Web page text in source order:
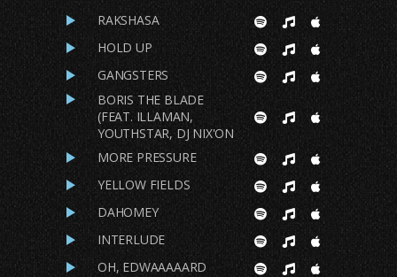
RAKSHASA
HOLD UP
GANGSTERS
BORIS THE BLADE
(FEAT. ILLAMAN,
YOUTHSTAR, DJ NIX'ON
MORE PRESSURE
YELLOW FIELDS
DAHOMEY
INTERLUDE
OH, EDWAAAAARD